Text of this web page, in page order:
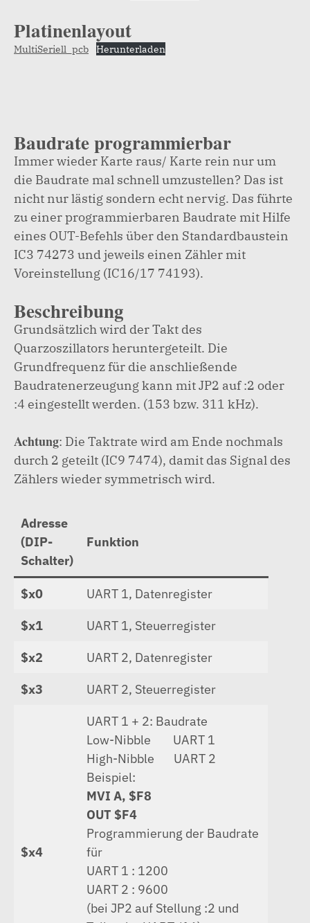
Platinenlayout
MultiSeriell_pcb Herunterladen
Baudrate programmierbar
Immer wieder Karte raus/ Karte rein nur um
die Baudrate mal schnell umzustellen? Das ist
nicht nur lästig sondern echt nervig. Das führte
zu einer programmierbaren Baudrate mit Hilfe
eines OUT-Befehls über den Standardbaustein
IC3 74273 und jeweils einen Zähler mit
Voreinstellung (IC16/17 74193).
Beschreibung
Grundsätzlich wird der Takt des
Quarzoszillators heruntergeteilt. Die
Grundfrequenz für die anschließende
Baudratenerzeugung kann mit JP2 auf :2 oder
:4 eingestellt werden. (153 bzw. 311 kHz).
Achtung: Die Taktrate wird am Ende nochmals
durch 2 geteilt (IC9 7474), damit das Signal des
Zählers wieder symmetrisch wird.
Adresse
(DIP-
Schalter)
Funktion
$x0
UART 1, Datenregister
$x1
UART 1, Steuerregister
$x2
UART 2, Datenregister
$x3
UART 2, Steuerregister
$x4
UART 1 + 2: Baudrate
Low-Nibble UART 1
High-Nibble UART 2
Beispiel:
MVI A, $F8
OUT $F4
Programmierung der Baudrate
für
UART 1 : 1200
UART 2 : 9600
(bei JP2 auf Stellung :2 und